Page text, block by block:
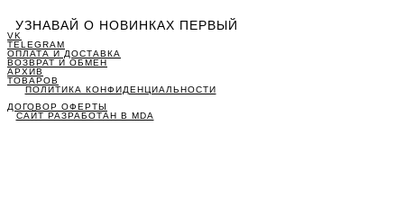
УЗНАВАЙ О НОВИНКАХ ПЕРВЫЙ
VK
TELEGRAM
ОПЛАТА И ДОСТАВКА
ВОЗВРАТ И ОБМЕН
АРХИВ
ТОВАРОВ
ПОЛИТИКА КОНФИДЕНЦИАЛЬНОСТИ
ДОГОВОР ОФЕРТЫ
САЙТ РАЗРАБОТАН В MDA